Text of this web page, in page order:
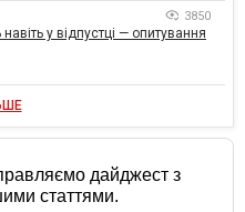
3850
у відпустці — опитування
дайджест з
статтями.